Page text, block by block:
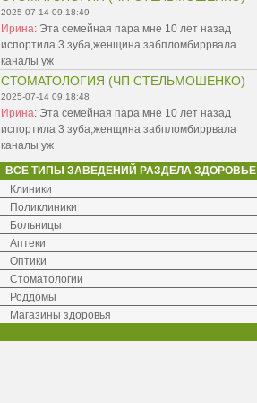
2025-07-14 09:18:49
Ирина: Эта семейная пара мне 10 лет назад
испортила 3 зуба,женщина забпломбиррвала
каналы уж
СТОМАТОЛОГИЯ (ЧП СТЕЛЬМОШЕНКО)
2025-07-14 09:18:48
Ирина: Эта семейная пара мне 10 лет назад
испортила 3 зуба,женщина забпломбиррвала
каналы уж
ВСЕ ТИПЫ ЗАВЕДЕНИЙ РАЗДЕЛА ЗДОРОВЬЕ
Клиники
Поликлиники
Больницы
Аптеки
Оптики
Стоматологии
Роддомы
Магазины здоровья